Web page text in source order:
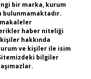
bir marka, kurum
bulunmamaktadır.
makaleler
haber niteliği
hakkında
ve kişiler ile isim
bilgiler